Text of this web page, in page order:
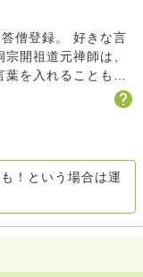
僧登録。 好きな言
開祖道元禅師は、
を入れることもあ
字脱字を直したり、
了承ください。
いことにしていま
！という場合は運